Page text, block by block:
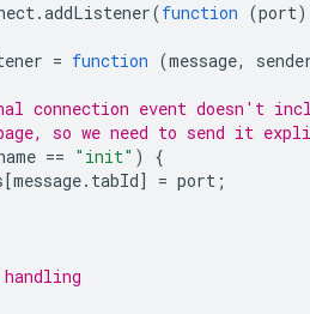
.addListener(function (port)
= function (message,
connection event doesn't
so we need to send it
== "init" )
{
[message. tabId] = port ;